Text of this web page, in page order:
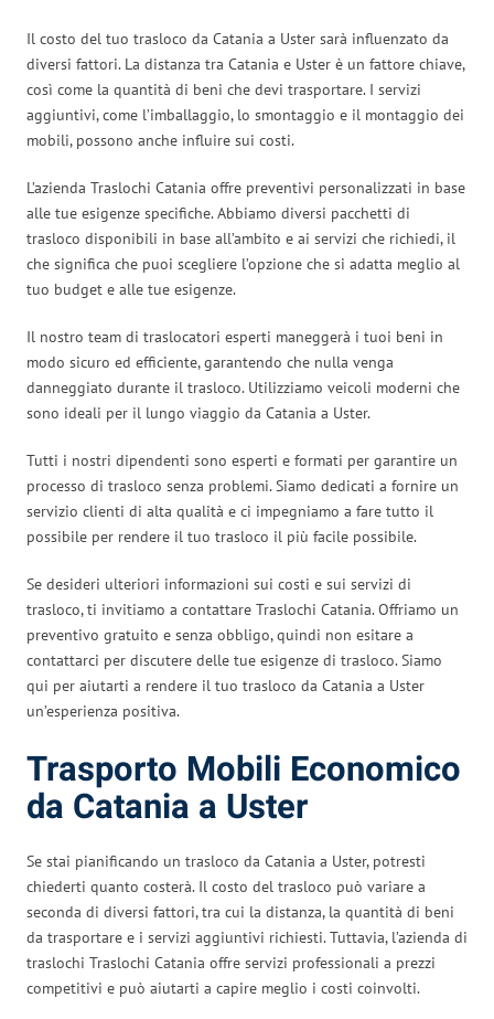
Il costo del tuo trasloco da Catania a Uster sarà influenzato da
diversi fattori. La distanza tra Catania e Uster è un fattore chiave,
così come la quantità di beni che devi trasportare. I servizi
aggiuntivi, come l’imballaggio, lo smontaggio e il montaggio dei
mobili, possono anche influire sui costi.
L’azienda Traslochi Catania offre preventivi personalizzati in base
alle tue esigenze specifiche. Abbiamo diversi pacchetti di
trasloco disponibili in base all’ambito e ai servizi che richiedi, il
che significa che puoi scegliere l’opzione che si adatta meglio al
tuo budget e alle tue esigenze.
Il nostro team di traslocatori esperti maneggerà i tuoi beni in
modo sicuro ed efficiente, garantendo che nulla venga
danneggiato durante il trasloco. Utilizziamo veicoli moderni che
sono ideali per il lungo viaggio da Catania a Uster.
Tutti i nostri dipendenti sono esperti e formati per garantire un
processo di trasloco senza problemi. Siamo dedicati a fornire un
servizio clienti di alta qualità e ci impegniamo a fare tutto il
possibile per rendere il tuo trasloco il più facile possibile.
Se desideri ulteriori informazioni sui costi e sui servizi di
trasloco, ti invitiamo a contattare Traslochi Catania. Offriamo un
preventivo gratuito e senza obbligo, quindi non esitare a
contattarci per discutere delle tue esigenze di trasloco. Siamo
qui per aiutarti a rendere il tuo trasloco da Catania a Uster
un’esperienza positiva.
Trasporto Mobili Economico
da Catania a Uster
Se stai pianificando un trasloco da Catania a Uster, potresti
chiederti quanto costerà. Il costo del trasloco può variare a
seconda di diversi fattori, tra cui la distanza, la quantità di beni
da trasportare e i servizi aggiuntivi richiesti. Tuttavia, l’azienda di
traslochi Traslochi Catania offre servizi professionali a prezzi
competitivi e può aiutarti a capire meglio i costi coinvolti.